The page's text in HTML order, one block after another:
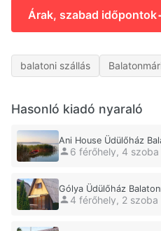
Árak, szabad időpontok
balatoni szállás
Hasonló kiadó nyaraló
Ani House Üdülőház
6 férőhely, 4 szoba
Gólya Üdülőház
4 férőhely, 2 szoba